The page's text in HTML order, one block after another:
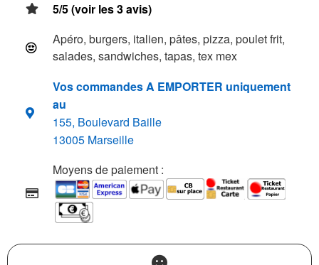
5/5 (voir les 3 avis)
Apéro, burgers, italien, pâtes, pizza, poulet frit,
salades, sandwiches, tapas, tex mex
Vos commandes A EMPORTER uniquement
au
155, Boulevard Baille
13005 Marseille
Moyens de paiement :